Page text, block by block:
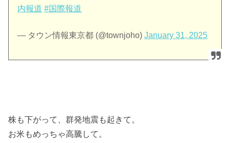
内報道 #国際報道
— タウン情報東京都 (@townjoho)January 31, 2025
株も下がって、群発地震も起きて。
お米もめっちゃ高騰して。